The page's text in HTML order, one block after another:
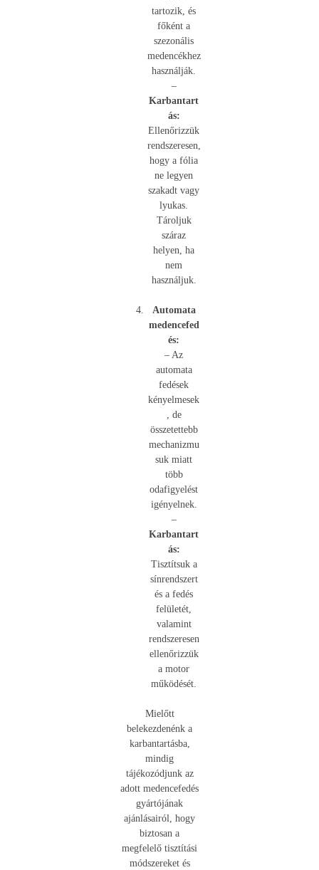
tartozik, és
főként a
szezonális
medencékhez
használják.
–
Karbantart
ás:
Ellenőrizzük
rendszeresen,
hogy a fólia
ne legyen
szakadt vagy
lyukas.
Tároljuk
száraz
helyen, ha
nem
használjuk.
Automata
medencefed
és:
– Az
automata
fedések
kényelmesek
, de
összetettebb
mechanizmu
suk miatt
több
odafigyelést
igényelnek.
–
Karbantart
ás:
Tisztítsuk a
sínrendszert
és a fedés
felületét,
valamint
rendszeresen
ellenőrizzük
a motor
működését.
Mielőtt
belekezdenénk a
karbantartásba,
mindig
tájékozódjunk az
adott medencefedés
gyártójának
ajánlásairól, hogy
biztosan a
megfelelő tisztítási
módszereket és